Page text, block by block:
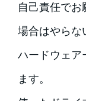
自己責任で
場合はやらな
ハードウェア
ます。